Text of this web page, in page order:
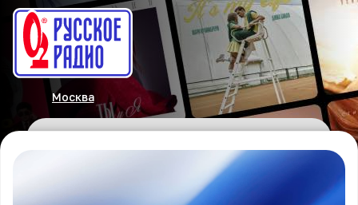
Москва